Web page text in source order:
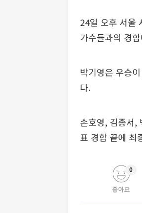
24일 오후 서울
가수들과의 경
박기영은 우승
다.
손호영, 김종서,
표 경합 끝에 최
좋아요
0